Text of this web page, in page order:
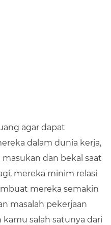
agar dapat
dalam dunia kerja,
dan bekal saat
mereka minim relasi
mereka semakin
masalah pekerjaan
salah satunya dari